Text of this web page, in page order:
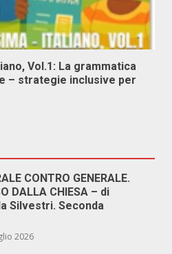
Vol.1: La grammatica
– strategie inclusive per
CONTRO GENERALE.
DALLA CHIESA – di
Silvestri. Seconda
2026